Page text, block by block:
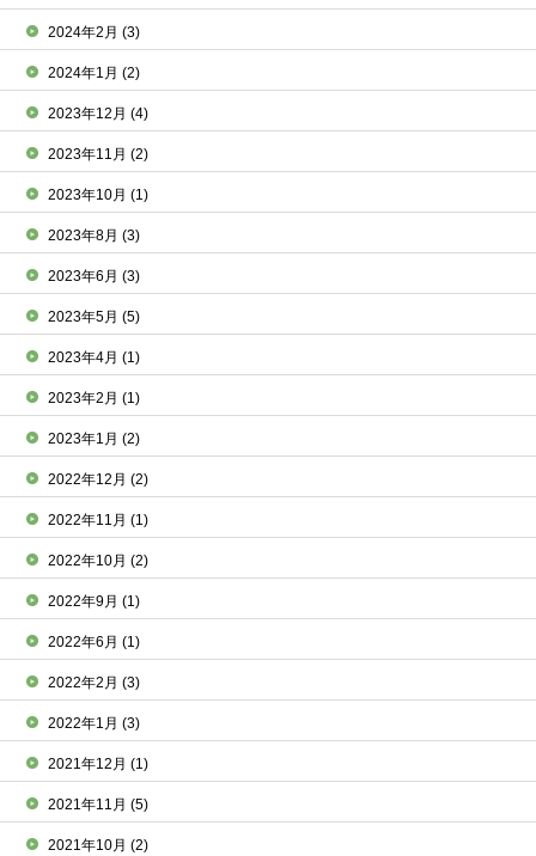
2024年2月(3)
2024年1月(2)
2023年12月(4)
2023年11月(2)
2023年10月(1)
2023年8月(3)
2023年6月(3)
2023年5月(5)
2023年4月(1)
2023年2月(1)
2023年1月(2)
2022年12月(2)
2022年11月(1)
2022年10月(2)
2022年9月(1)
2022年6月(1)
2022年2月(3)
2022年1月(3)
2021年12月(1)
2021年11月(5)
2021年10月(2)